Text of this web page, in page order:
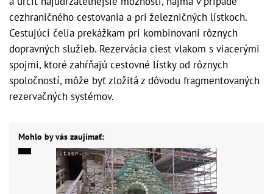
cezhraničného cestovania a pri železničných lístkoch.
Cestujúci čelia prekážkam pri kombinovaní rôznych
dopravných služieb. Rezervácia ciest vlakom s viacerými
spojmi, ktoré zahŕňajú cestovné lístky od rôznych
spoločností, môže byť zložitá z dôvodu fragmentovaných
rezervačných systémov.
Mohlo by vás zaujímať: